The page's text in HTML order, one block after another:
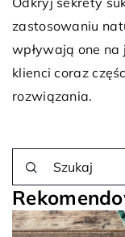
zastosowaniu
wpływają one
klienci coraz
rozwiązania.